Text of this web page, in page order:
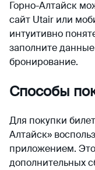
Горно-Алтайск
сайт Utair или
интуитивно
заполните
бронирование.
Способы
Для покупки
Алтайск»
приложением.
дополнительных